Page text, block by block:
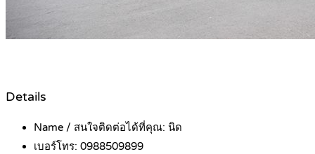
Details
Name / สนใจติดต่อได้ที่คุณ: นิด
เบอร์โทร: 0988509899